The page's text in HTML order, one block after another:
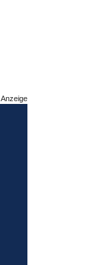
Anzeige